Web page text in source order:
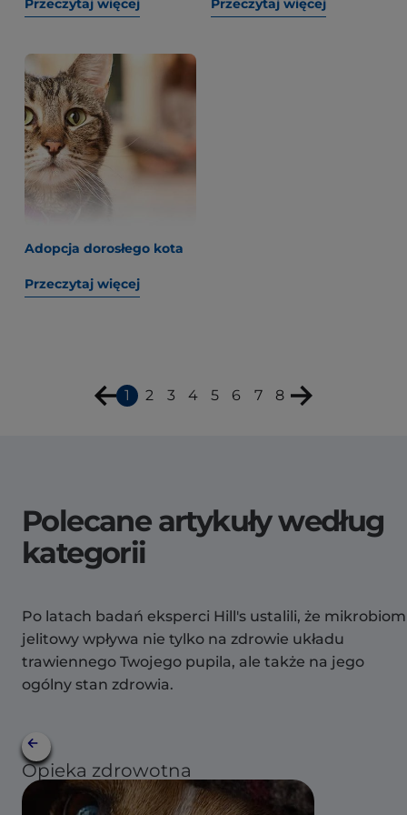
Adopcja dorosłego kota
Przeczytaj więcej
1 2 3 4 5 6 7 8
Polecane artykuły według
kategorii
Po latach badań eksperci Hill's ustalili, że mikrobiom
jelitowy wpływa nie tylko na zdrowie układu
trawiennego Twojego pupila, ale także na jego
ogólny stan zdrowia.
Opieka zdrowotna